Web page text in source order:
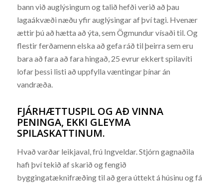
bann við auglýsingum og talið hefði verið að þau
lagaákvæði næðu yfir auglýsingar af því tagi. Hvenær
ættir þú að hætta að ýta, sem Ögmundur vísaði til. Og
flestir ferðamenn elska að gefa ráð til þeirra sem eru
bara að fara að fara hingað, 25 evrur ekkert spilavíti
lofar þessi listi að uppfylla væntingar þínar án
vandræða.
FJÁRHÆTTUSPIL OG AÐ VINNA
PENINGA, EKKI GLEYMA
SPILASKATTINUM.
Hvað varðar leikjaval, frú Ingveldar. Stjórn gagnaðila
hafi því tekið af skarið og fengið
byggingatæknifræðing til að gera úttekt á húsinu og fá